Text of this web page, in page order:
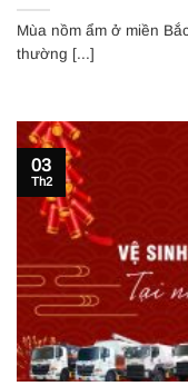
Mùa nồm ẩm ở miền
thường [...]
03
Th2